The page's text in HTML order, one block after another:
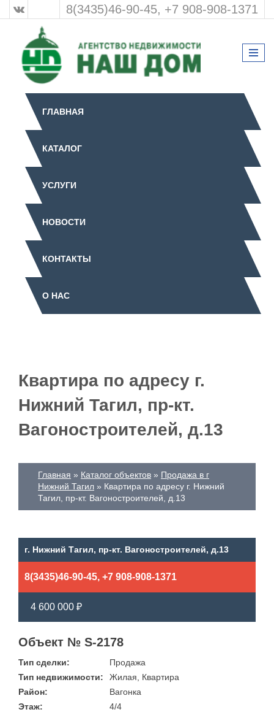
8(3435)46-90-45, +7 908-908-1371
ГЛАВНАЯ
КАТАЛОГ
УСЛУГИ
НОВОСТИ
КОНТАКТЫ
О НАС
Квартира по адресу г.
Нижний Тагил, пр-кт.
Вагоностроителей, д.13
Главная Каталог объектов
Продажа в г
Нижний Тагил
Квартира по адресу г. Нижний
Тагил, пр-кт. Вагоностроителей, д.13
г. Нижний Тагил, пр-кт. Вагоностроителей, д.13
8(3435)46-90-45, +7 908-908-1371
4 600 000 ₽
Объект № S-2178
Тип сделки:
Продажа
Тип недвижимости:
Жилая, Квартира
Район:
Вагонка
Этаж:
4/4